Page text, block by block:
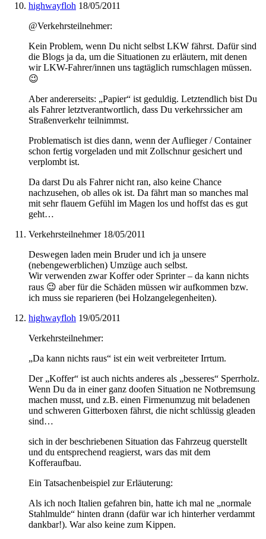
highwayfloh 18/05/2011
@Verkehrsteilnehmer:
Kein Problem, wenn Du nicht selbst LKW fährst. Dafür sind
die Blogs ja da, um die Situationen zu erläutern, mit denen
wir LKW-Fahrer/innen uns tagtäglich rumschlagen müssen.
😉
Aber andererseits: „Papier“ ist geduldig. Letztendlich bist Du
als Fahrer letztverantwortlich, dass Du verkehrssicher am
Straßenverkehr teilnimmst.
Problematisch ist dies dann, wenn der Auflieger / Container
schon fertig vorgeladen und mit Zollschnur gesichert und
verplombt ist.
Da darst Du als Fahrer nicht ran, also keine Chance
nachzusehen, ob alles ok ist. Da fährt man so manches mal
mit sehr flauem Gefühl im Magen los und hoffst das es gut
geht…
Verkehrsteilnehmer 18/05/2011
Deswegen laden mein Bruder und ich ja unsere
(nebengewerblichen) Umzüge auch selbst.
Wir verwenden zwar Koffer oder Sprinter – da kann nichts
raus 😉 aber für die Schäden müssen wir aufkommen bzw.
ich muss sie reparieren (bei Holzangelegenheiten).
highwayfloh 19/05/2011
Verkehrsteilnehmer:
„Da kann nichts raus“ ist ein weit verbreiteter Irrtum.
Der „Koffer“ ist auch nichts anderes als „besseres“ Sperrholz.
Wenn Du da in einer ganz doofen Situation ne Notbremsung
machen musst, und z.B. einen Firmenumzug mit beladenen
und schweren Gitterboxen fährst, die nicht schlüssig gleaden
sind…
sich in der beschriebenen Situation das Fahrzeug querstellt
und du entsprechend reagierst, wars das mit dem
Kofferaufbau.
Ein Tatsachenbeispiel zur Erläuterung:
Als ich noch Italien gefahren bin, hatte ich mal ne „normale
Stahlmulde“ hinten drann (dafür war ich hinterher verdammt
dankbar!). War also keine zum Kippen.